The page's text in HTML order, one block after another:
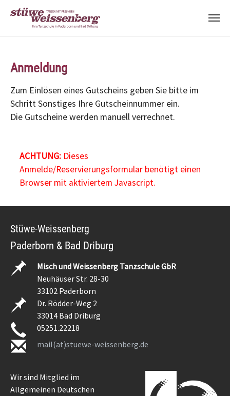
Anmeldung
Zum Einlösen eines Gutscheins geben Sie bitte im
Schritt Sonstiges Ihre Gutscheinnummer ein.
Die Gutscheine werden manuell verrechnet.
ACHTUNG:Dieses
Anmelde/Reservierungsformular benötigt einen
Browser mit aktiviertem Javascript.
Stüwe-Weissenberg
Paderborn & Bad Driburg
Misch und Weissenberg Tanzschule GbR
Neuhäuser Str. 28-30
33102 Paderborn
Dr. Rödder-Weg 2
33014 Bad Driburg
05251.22218
mail(at)stuewe-weissenberg.de
Wir sind Mitglied im
Allgemeinen Deutschen